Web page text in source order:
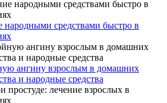
народными средствами быстро в
ангину взрослым в домашних
и народные средства